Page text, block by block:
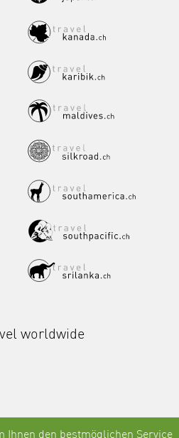
worldwide
Ihnen den bestmöglichen Service